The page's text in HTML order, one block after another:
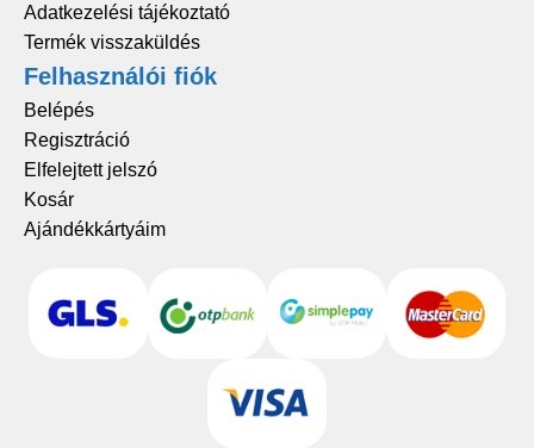
Adatkezelési tájékoztató
Termék visszaküldés
Felhasználói fiók
Belépés
Regisztráció
Elfelejtett jelszó
Kosár
Ajándékkártyáim